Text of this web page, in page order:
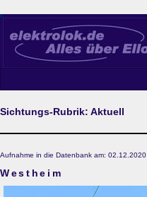
Sichtungs-Rubrik: Aktuell
Aufnahme in die Datenbank am: 02.12.2020
Westheim